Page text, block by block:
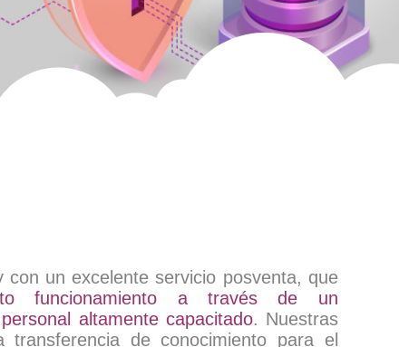
con un excelente servicio posventa, que
funcionamiento a través de un
altamente capacitado. Nuestras
transferencia de conocimiento para el